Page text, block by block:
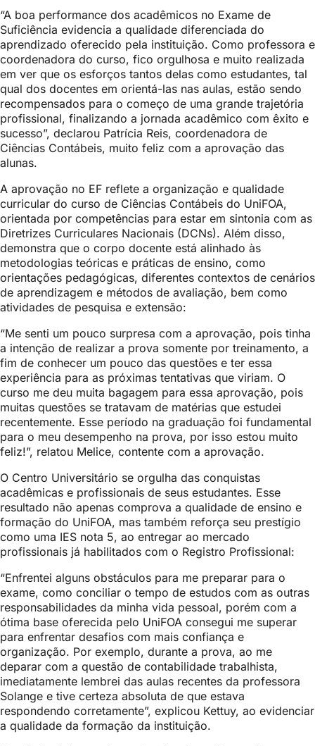
“A boa performance dos acadêmicos no Exame de
Suficiência evidencia a qualidade diferenciada do
aprendizado oferecido pela instituição. Como professora e
coordenadora do curso, fico orgulhosa e muito realizada
em ver que os esforços tantos delas como estudantes, tal
qual dos docentes em orientá-las nas aulas, estão sendo
recompensados para o começo de uma grande trajetória
profissional, finalizando a jornada acadêmico com êxito e
sucesso”, declarou Patrícia Reis, coordenadora de
Ciências Contábeis, muito feliz com a aprovação das
alunas.
A aprovação no EF reflete a organização e qualidade
curricular do curso de Ciências Contábeis do UniFOA,
orientada por competências para estar em sintonia com as
Diretrizes Curriculares Nacionais (DCNs). Além disso,
demonstra que o corpo docente está alinhado às
metodologias teóricas e práticas de ensino, como
orientações pedagógicas, diferentes contextos de cenários
de aprendizagem e métodos de avaliação, bem como
atividades de pesquisa e extensão:
“Me senti um pouco surpresa com a aprovação, pois tinha
a intenção de realizar a prova somente por treinamento, a
fim de conhecer um pouco das questões e ter essa
experiência para as próximas tentativas que viriam. O
curso me deu muita bagagem para essa aprovação, pois
muitas questões se tratavam de matérias que estudei
recentemente. Esse período na graduação foi fundamental
para o meu desempenho na prova, por isso estou muito
feliz!”, relatou Melice, contente com a aprovação.
O Centro Universitário se orgulha das conquistas
acadêmicas e profissionais de seus estudantes. Esse
resultado não apenas comprova a qualidade de ensino e
formação do UniFOA, mas também reforça seu prestígio
como uma IES nota 5, ao entregar ao mercado
profissionais já habilitados com o Registro Profissional:
“Enfrentei alguns obstáculos para me preparar para o
exame, como conciliar o tempo de estudos com as outras
responsabilidades da minha vida pessoal, porém com a
ótima base oferecida pelo UniFOA consegui me superar
para enfrentar desafios com mais confiança e
organização. Por exemplo, durante a prova, ao me
deparar com a questão de contabilidade trabalhista,
imediatamente lembrei das aulas recentes da professora
Solange e tive certeza absoluta de que estava
respondendo corretamente”, explicou Kettuy, ao evidenciar
a qualidade da formação da instituição.